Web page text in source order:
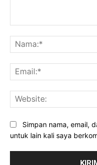
Simpan nama, email,
untuk lain kali saya